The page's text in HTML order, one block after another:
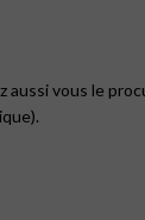
vous le